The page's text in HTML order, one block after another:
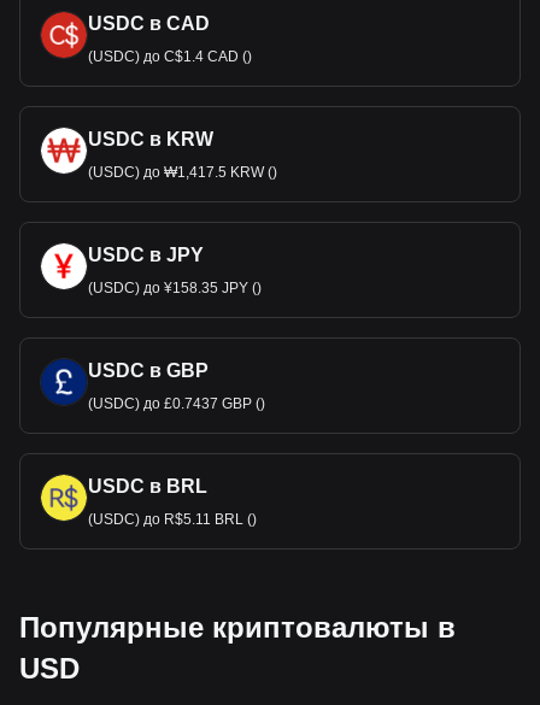
USDC в CAD
(USDC) до C$1.4 CAD ()
USDC в KRW
(USDC) до ₩1,417.5 KRW ()
USDC в JPY
(USDC) до ¥158.35 JPY ()
USDC в GBP
(USDC) до £0.7437 GBP ()
USDC в BRL
(USDC) до R$5.11 BRL ()
Популярные криптовалюты в
USD